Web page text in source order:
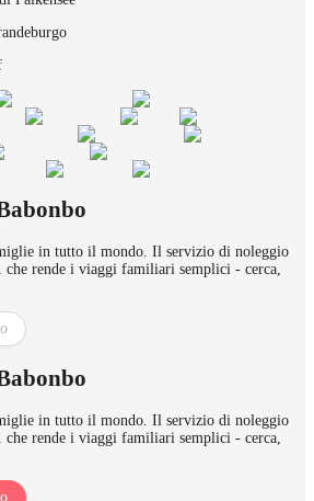
in tutto il mondo. Il servizio di noleggio
che rende i viaggi familiari semplici - cerca,
in tutto il mondo. Il servizio di noleggio
che rende i viaggi familiari semplici - cerca,